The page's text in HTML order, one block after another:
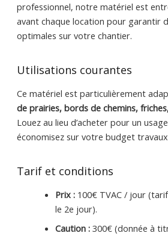
professionnel, notre matériel est
avant chaque location pour garantir
optimales sur votre chantier.
Utilisations courantes
Ce matériel est particulièrement
de prairies, bords de chemins,
Louez au lieu d’acheter pour un
économisez sur votre budget
Tarif et conditions
Prix :100€ TVAC / jour
le 2e jour).
Caution :300€ (donnée à